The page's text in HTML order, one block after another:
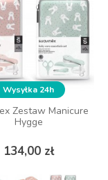
Wysyłka 24h
Zestaw Manicure
Hygge
134,00 zł
Cena
Wysyłka 24h
Zestaw Manicure
Hygge
134,00 zł
Cena